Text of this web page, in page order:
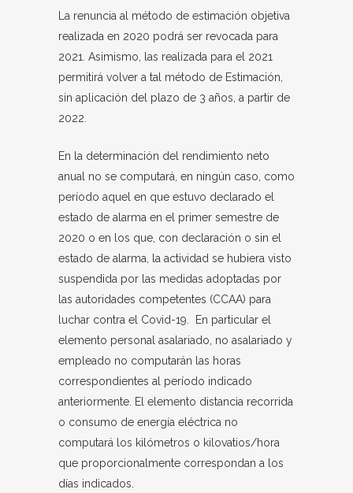
La renuncia al método de estimación objetiva
realizada en 2020 podrá ser revocada para
2021. Asimismo, las realizada para el 2021
permitirá volver a tal método de Estimación,
sin aplicación del plazo de 3 años, a partir de
2022.
En la determinación del rendimiento neto
anual no se computará, en ningún caso, como
período aquel en que estuvo declarado el
estado de alarma en el primer semestre de
2020 o en los que, con declaración o sin el
estado de alarma, la actividad se hubiera visto
suspendida por las medidas adoptadas por
las autoridades competentes (CCAA) para
luchar contra el Covid-19. En particular el
elemento personal asalariado, no asalariado y
empleado no computarán las horas
correspondientes al período indicado
anteriormente. El elemento distancia recorrida
o consumo de energía eléctrica no
computará los kilómetros o kilovatios/hora
que proporcionalmente correspondan a los
días indicados.